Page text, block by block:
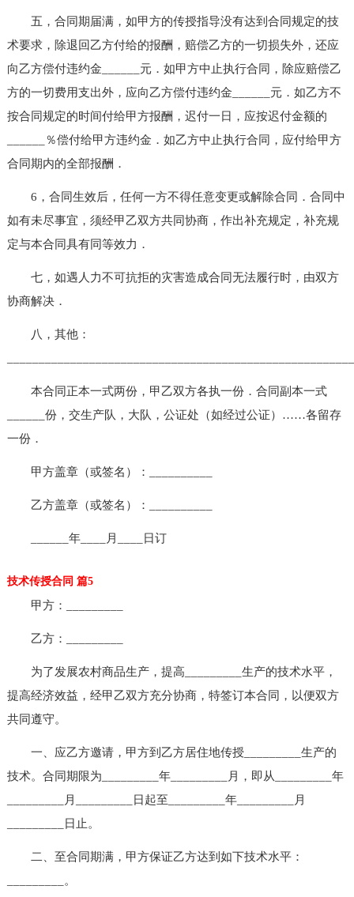
五，合同期届满，如甲方的传授指导没有达到合同规定的技
术要求，除退回乙方付给的报酬，赔偿乙方的一切损失外，还应
向乙方偿付违约金______元．如甲方中止执行合同，除应赔偿乙
方的一切费用支出外，应向乙方偿付违约金______元．如乙方不
按合同规定的时间付给甲方报酬，迟付一日，应按迟付金额的
______％偿付给甲方违约金．如乙方中止执行合同，应付给甲方
合同期内的全部报酬．
6，合同生效后，任何一方不得任意变更或解除合同．合同中
如有未尽事宜，须经甲乙双方共同协商，作出补充规定，补充规
定与本合同具有同等效力．
七，如遇人力不可抗拒的灾害造成合同无法履行时，由双方
协商解决．
八，其他：
本合同正本一式两份，甲乙双方各执一份．合同副本一式
______份，交生产队，大队，公证处（如经过公证）……各留存
一份．
甲方盖章（或签名）：__________
乙方盖章（或签名）：__________
______年____月____日订
技术传授合同 篇5
甲方：_________
乙方：_________
为了发展农村商品生产，提高_________生产的技术水平，
提高经济效益，经甲乙双方充分协商，特签订本合同，以便双方
共同遵守。
一、应乙方邀请，甲方到乙方居住地传授_________生产的
技术。合同期限为_________年_________月，即从_________年
_________月_________日起至_________年_________月
_________日止。
二、至合同期满，甲方保证乙方达到如下技术水平：
_________。